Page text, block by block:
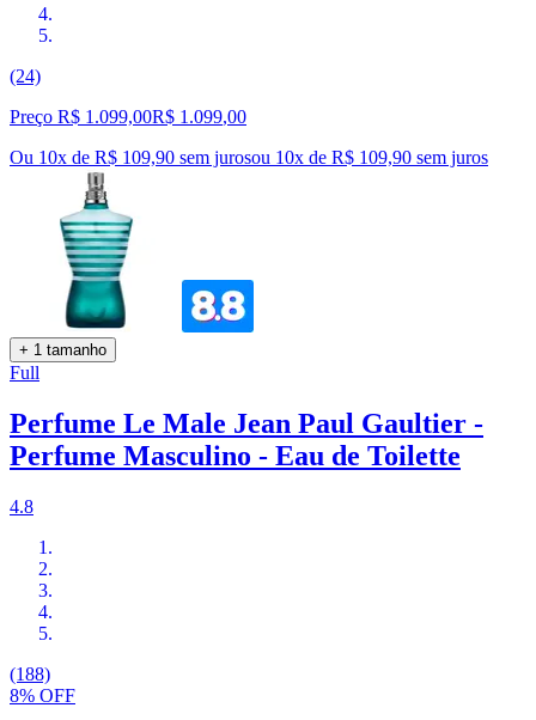
(24)
Preço R$ 1.099,00R$ 1.099,00
Ou 10x de R$ 109,90 sem jurosou 10x de R$ 109,90 sem juros
+ 1 tamanho
Full
Perfume Le Male Jean Paul Gaultier -
Perfume Masculino - Eau de Toilette
4.8
(188)
8% OFF